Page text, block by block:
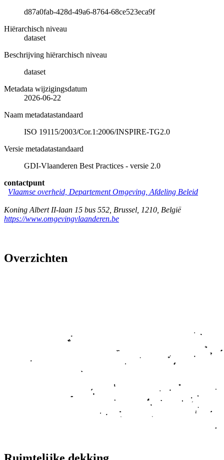
d87a0fab-428d-49a6-8764-68ce523eca9f
Hiërarchisch niveau
dataset
Beschrijving hiërarchisch niveau
dataset
Metadata wijzigingsdatum
2026-06-22
Naam metadatastandaard
ISO 19115/2003/Cor.1:2006/INSPIRE-TG2.0
Versie metadatastandaard
GDI-Vlaanderen Best Practices - versie 2.0
contactpunt
Vlaamse overheid, Departement Omgeving, Afdeling Beleid
Koning Albert II-laan 15 bus 552 Brussel 1210 België
https://www.omgevingvlaanderen.be
Overzichten